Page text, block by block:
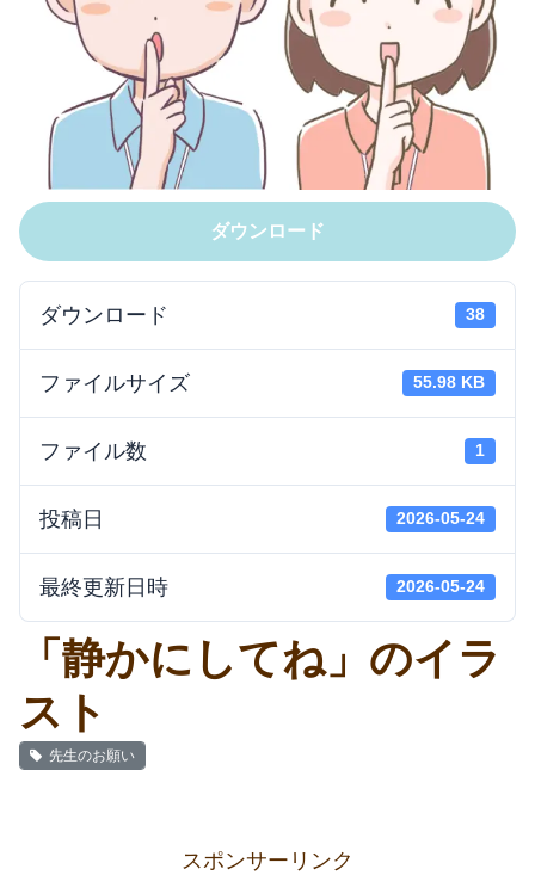
ダウンロード
ダウンロード 38
ファイルサイズ 55.98 KB
ファイル数 1
投稿日 2026-05-24
最終更新日時 2026-05-24
「静かにしてね」のイラ
スト
先生のお願い
スポンサーリンク